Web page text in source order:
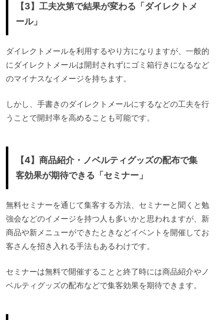
【3】工夫次第で結果が変わる「ダイレクトメ
ール」
ダイレクトメールを利用するやり方になりますが、一般的
にダイレクトメールは開封されずにゴミ箱行きになるなど
のマイナスなイメージを持ちます。
しかし、手書きのダイレクトメールにするなどの工夫を行
うことで開封率を高めることも可能です。
【4】商品紹介・ノベルティグッズの配布で集
客効果が期待できる「セミナー」
無料セミナーを通じて集客する方法、セミナーと聞くと勉
強会などのイメージを持つ人も多いかと思われますが、新
商品や新メニューができたときなどイベントを開催してお
客さんを招き入れる手法もあるわけです。
セミナーは無料で開催することと終了時には商品紹介やノ
ベルティグッズの配布などで集客効果を期待できます。